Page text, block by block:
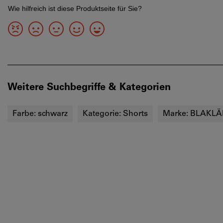
Weitere Suchbegriffe & Kategorien
Farbe: schwarz Kategorie: Shorts Marke: